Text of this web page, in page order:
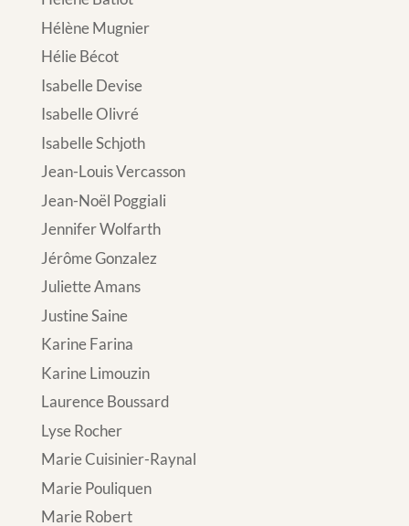
Hélène Mugnier
Hélie Bécot
Isabelle Devise
Isabelle Olivré
Isabelle Schjoth
Jean-Louis Vercasson
Jean-Noël Poggiali
Jennifer Wolfarth
Jérôme Gonzalez
Juliette Amans
Justine Saine
Karine Farina
Karine Limouzin
Laurence Boussard
Lyse Rocher
Marie Cuisinier-Raynal
Marie Pouliquen
Marie Robert